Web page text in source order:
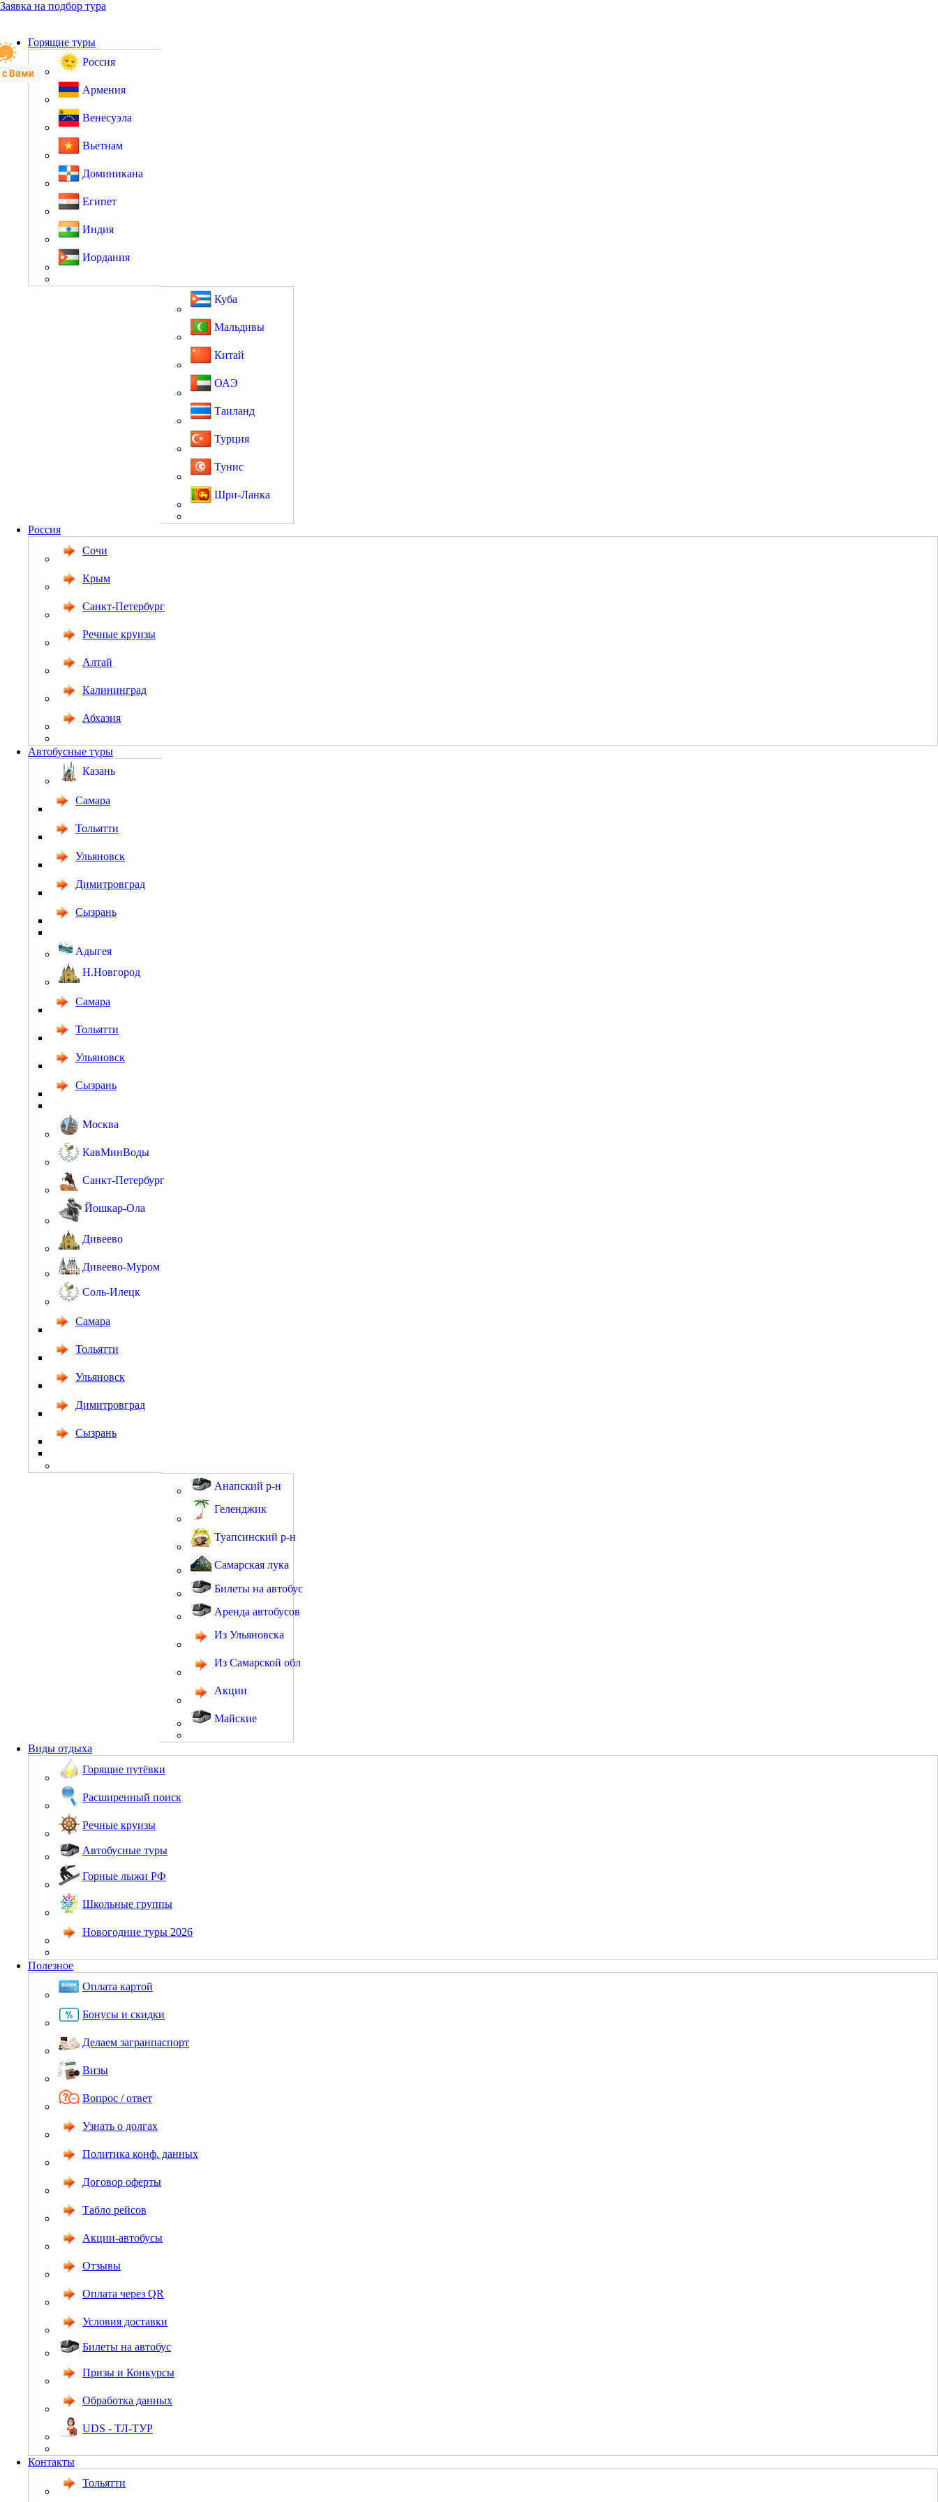
Заявка на подбор тура
с Вами
Горящие туры
Россия
Армения
Венесуэла
Вьетнам
Доминикана
Египет
Индия
Иордания
Куба
Мальдивы
Китай
ОАЭ
Таиланд
Турция
Тунис
Шри-Ланка
Россия
Сочи
Крым
Санкт-Петербург
Речные круизы
Алтай
Калининград
Абхазия
Автобусные туры
Казань
Самара
Тольятти
Ульяновск
Димитровград
Сызрань
Адыгея
Н.Новгород
Самара
Тольятти
Ульяновск
Сызрань
Москва
КавМинВоды
Санкт-Петербург
Йошкар-Ола
Дивеево
Дивеево-Муром
Соль-Илецк
Самара
Тольятти
Ульяновск
Димитровград
Сызрань
Анапский р-н
Геленджик
Туапсинский р-н
Самарская лука
Билеты на автобус
Аренда автобусов
Из Ульяновска
Из Самарской обл
Акции
Майские
Виды отдыха
Горящие путёвки
Расширенный поиск
Речные круизы
Автобусные туры
Горные лыжи РФ
Школьные группы
Новогодние туры 2026
Полезное
Оплата картой
Бонусы и скидки
Делаем загранпаспорт
Визы
Вопрос / ответ
Узнать о долгах
Политика конф. данных
Договор оферты
Табло рейсов
Акции-автобусы
Отзывы
Оплата через QR
Условия доставки
Билеты на автобус
Призы и Конкурсы
Обработка данных
UDS - ТЛ-ТУР
Контакты
Тольятти